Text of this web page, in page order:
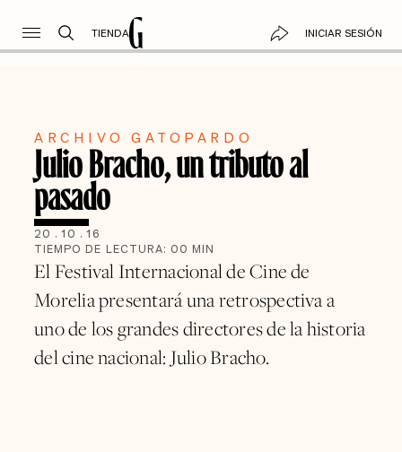
TIENDA INICIAR SESIÓN
ARCHIVO GATOPARDO
Julio Bracho, un tributo al
pasado
20 . 10 . 16
TIEMPO DE LECTURA: 00 MIN
El Festival Internacional de Cine de
Morelia presentará una retrospectiva a
uno de los grandes directores de la historia
del cine nacional: Julio Bracho.